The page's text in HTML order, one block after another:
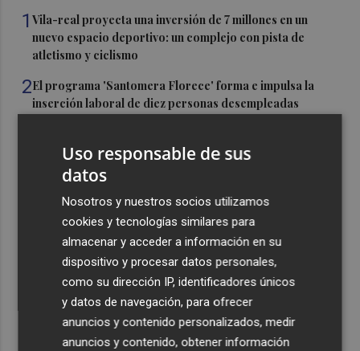
1Vila-real proyecta una inversión de 7 millones en un
nuevo espacio deportivo: un complejo con pista de
atletismo y ciclismo
2El programa 'Santomera Florece' forma e impulsa la
inserción laboral de diez personas desempleadas
1.600 usos en sus primeras cinco semanas de vida
El portero brasileño David Allan ficha por el Jimbee
Cartagena con ficha del filial
Instalan en la Avenida de la Libertad una infraestructura
eléctrica fija para impulsar la actividad cultural y
comercial
Uso responsable de sus
datos
Nosotros y nuestros socios utilizamos
cookies y tecnologías similares para
almacenar y acceder a información en su
dispositivo y procesar datos personales,
como su dirección IP, identificadores únicos
y datos de navegación, para ofrecer
anuncios y contenido personalizados, medir
anuncios y contenido, obtener información